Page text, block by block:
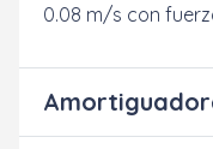
0.08 m/s con